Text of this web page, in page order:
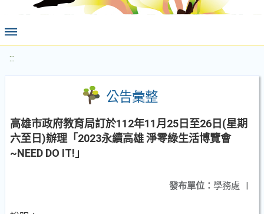
:::
公告彙整
高雄市政府教育局訂於112年11月25日至26日(星期
六至日)辦理「2023永續高雄 淨零綠生活博覽會
~NEED DO IT!」
發布單位： 學務處 |